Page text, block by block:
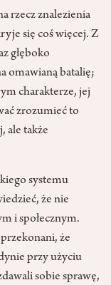
rzecz znalezienia
się coś więcej. Z
głęboko
omawianą batalię;
charakterze, jej
zrozumieć to
ale także
systemu
że nie
i społecznym.
że
przy użyciu
sobie sprawę,